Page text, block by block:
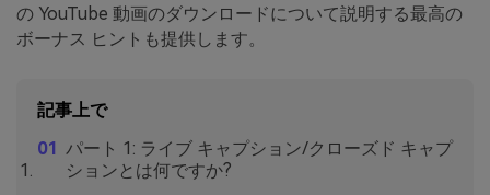
の YouTube 動画のダウンロードについて説明する最高の
ボーナス ヒントも提供します。
記事上で
パート 1: ライブ キャプション/クローズド キャプ
ションとは何ですか?